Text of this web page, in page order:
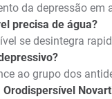
da depressão
precisa de água?
se desintegra
ao grupo dos